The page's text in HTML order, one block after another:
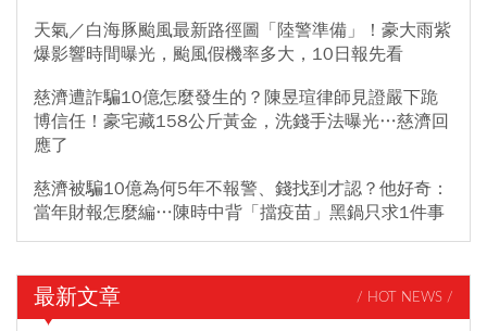
天氣／白海豚颱風最新路徑圖「陸警準備」！豪大雨紫
爆影響時間曝光，颱風假機率多大，10日報先看
慈濟遭詐騙10億怎麼發生的？陳昱瑄律師見證嚴下跪
博信任！豪宅藏158公斤黃金，洗錢手法曝光…慈濟回
應了
慈濟被騙10億為何5年不報警、錢找到才認？他好奇：
當年財報怎麼編…陳時中背「擋疫苗」黑鍋只求1件事
最新文章 / HOT NEWS /